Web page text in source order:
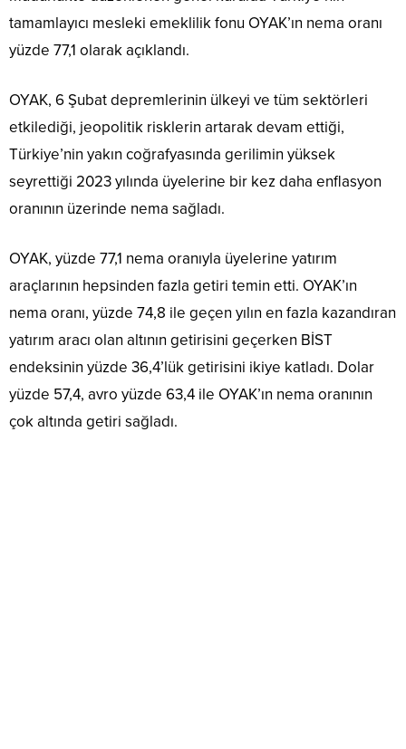
tamamlayıcı mesleki emeklilik fonu OYAK’ın nema oranı
yüzde 77,1 olarak açıklandı.
OYAK, 6 Şubat depremlerinin ülkeyi ve tüm sektörleri
etkilediği, jeopolitik risklerin artarak devam ettiği,
Türkiye’nin yakın coğrafyasında gerilimin yüksek
seyrettiği 2023 yılında üyelerine bir kez daha enflasyon
oranının üzerinde nema sağladı.
OYAK, yüzde 77,1 nema oranıyla üyelerine yatırım
araçlarının hepsinden fazla getiri temin etti. OYAK’ın
nema oranı, yüzde 74,8 ile geçen yılın en fazla kazandıran
yatırım aracı olan altının getirisini geçerken BİST
endeksinin yüzde 36,4’lük getirisini ikiye katladı. Dolar
yüzde 57,4, avro yüzde 63,4 ile OYAK’ın nema oranının
çok altında getiri sağladı.